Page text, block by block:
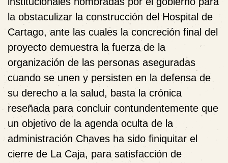
la obstaculizar la construcción del Hospital de
Cartago, ante las cuales la concreción final del
proyecto demuestra la fuerza de la
organización de las personas aseguradas
cuando se unen y persisten en la defensa de
su derecho a la salud, basta la crónica
reseñada para concluir contundentemente que
un objetivo de la agenda oculta de la
administración Chaves ha sido finiquitar el
cierre de La Caja, para satisfacción de